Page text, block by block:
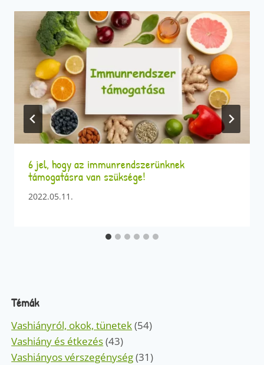
6 jel, hogy az immunrendszerünknek
támogatásra van szüksége!
2022.05.11.
Témák
Vashiányról, okok, tünetek(54)
Vashiány és étkezés(43)
Vashiányos vérszegénység(31)